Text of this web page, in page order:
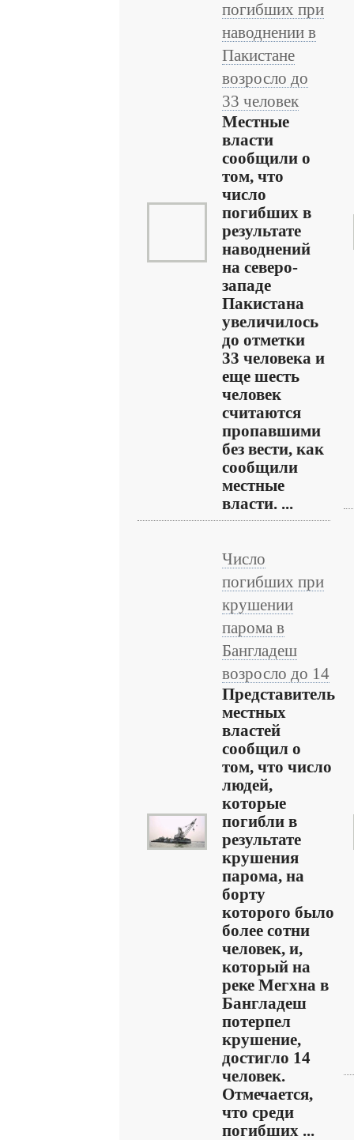
погибших при
наводнении в
Пакистане
возросло до
33 человек
Местные
власти
сообщили о
том, что
число
погибших в
результате
наводнений
на северо-
западе
Пакистана
увеличилось
до отметки
33 человека и
еще шесть
человек
считаются
пропавшими
без вести, как
сообщили
местные
власти. ...
Число
погибших при
крушении
парома в
Бангладеш
возросло до 14
Представитель
местных
властей
сообщил о
том, что число
людей,
которые
погибли в
результате
крушения
парома, на
борту
которого было
более сотни
человек, и,
который на
реке Мегхна в
Бангладеш
потерпел
крушение,
достигло 14
человек.
Отмечается,
что среди
погибших ...